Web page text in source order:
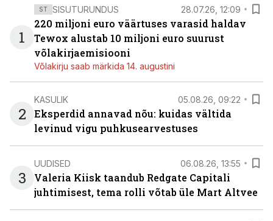
1
ST SISUTURUNDUS 28.07.26, 12:09
220 miljoni euro väärtuses varasid haldav
Tewox alustab 10 miljoni euro suurust
võlakirjaemisiooni
Võlakirju saab märkida 14. augustini
2
KASULIK 05.08.26, 09:22
Eksperdid annavad nõu: kuidas vältida
levinud vigu puhkusearvestuses
3
UUDISED 06.08.26, 13:55
Valeria Kiisk taandub Redgate Capitali
juhtimisest, tema rolli võtab üle Mart Altvee